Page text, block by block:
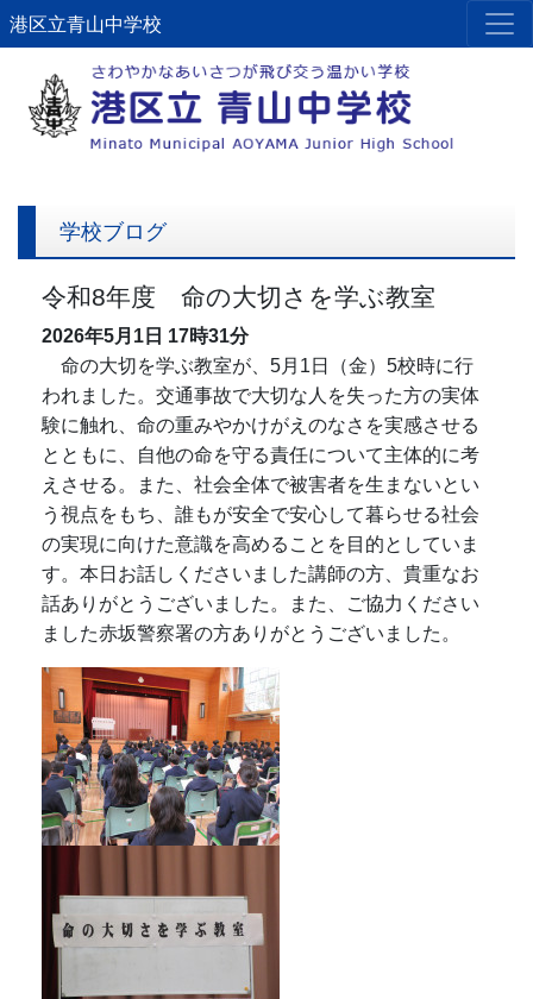
港区立青山中学校
学校ブログ
令和8年度 命の大切さを学ぶ教室
2026年5月1日 17時31分
命の大切を学ぶ教室が、5月1日（金）5校時に行
われました。交通事故で大切な人を失った方の実体
験に触れ、命の重みやかけがえのなさを実感させる
とともに、自他の命を守る責任について主体的に考
えさせる。また、社会全体で被害者を生まないとい
う視点をもち、誰もが安全で安心して暮らせる社会
の実現に向けた意識を高めることを目的としていま
す。本日お話しくださいました講師の方、貴重なお
話ありがとうございました。また、ご協力ください
ました赤坂警察署の方ありがとうございました。